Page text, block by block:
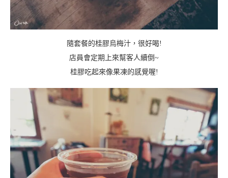
隨套餐的桂膠烏梅汁，很好喝!
店員會定期上來幫客人續倒~
桂膠吃起來像果凍的感覺喔!